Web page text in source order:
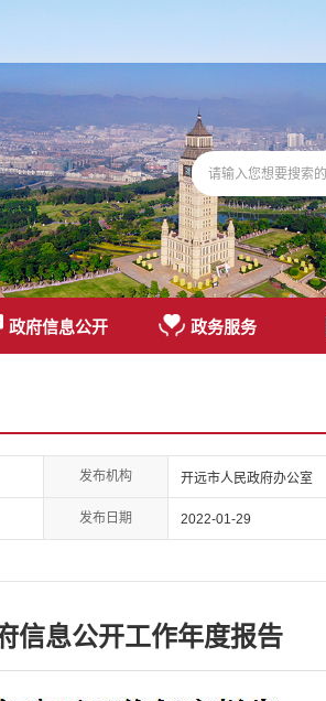
政府信息公开 政务服务
发布机构 开远市人民政府办公室
发布日期 2022-01-29
信息公开工作年度报告